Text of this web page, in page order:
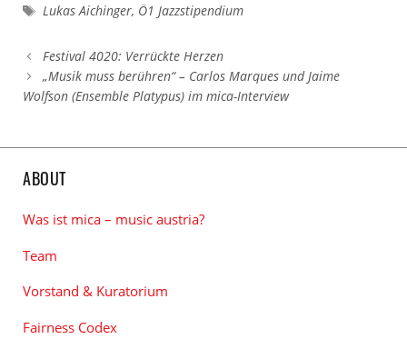
Schlagwörter
Lukas Aichinger, Ö1 Jazzstipendium
Festival 4020: Verrückte Herzen
„Musik muss berühren“ – Carlos Marques und Jaime
Wolfson (Ensemble Platypus) im mica-Interview
ABOUT
Was ist mica – music austria?
Team
Vorstand & Kuratorium
Fairness Codex